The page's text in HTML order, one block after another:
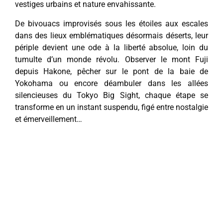
vestiges urbains et nature envahissante.
De bivouacs improvisés sous les étoiles aux escales
dans des lieux emblématiques désormais déserts, leur
périple devient une ode à la liberté absolue, loin du
tumulte d’un monde révolu. Observer le mont Fuji
depuis Hakone, pêcher sur le pont de la baie de
Yokohama ou encore déambuler dans les allées
silencieuses du Tokyo Big Sight, chaque étape se
transforme en un instant suspendu, figé entre nostalgie
et émerveillement…